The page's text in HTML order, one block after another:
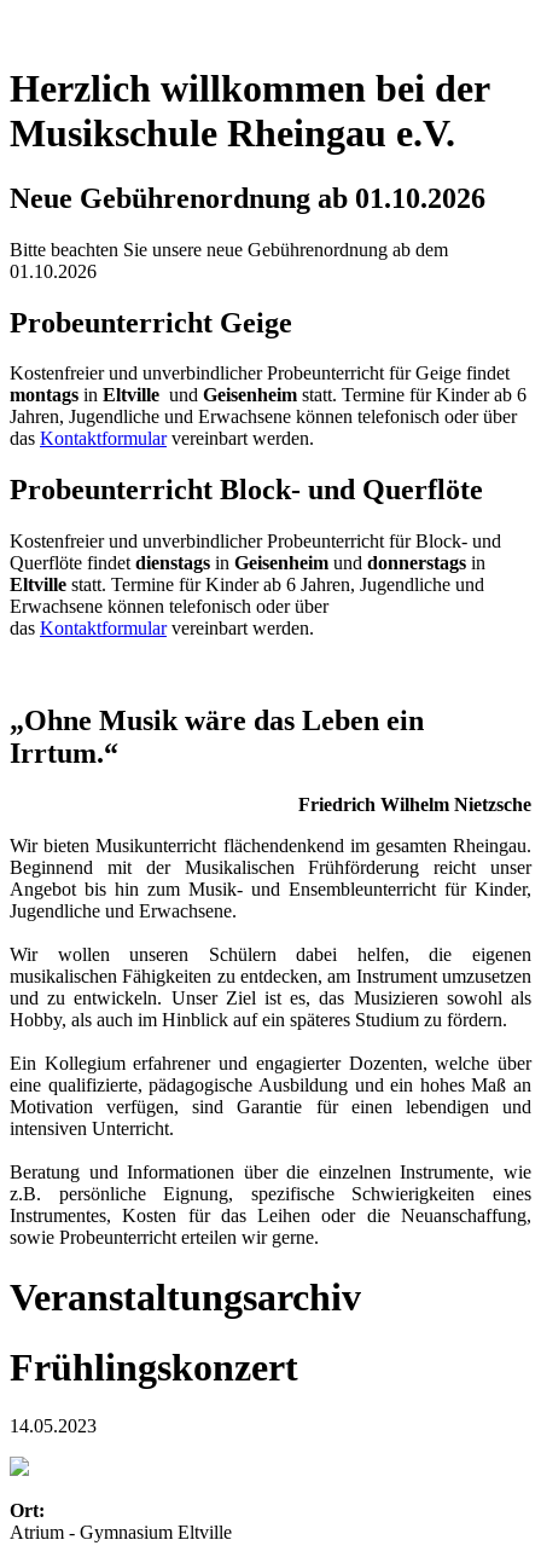
Herzlich willkommen bei der
Musikschule Rheingau e.V.
Neue Gebührenordnung ab 01.10.2026
Bitte beachten Sie unsere neue Gebührenordnung ab dem
01.10.2026
Probeunterricht Geige
Kostenfreier und unverbindlicher Probeunterricht für Geige findet
montags in Eltville und Geisenheim statt. Termine für Kinder ab 6
Jahren, Jugendliche und Erwachsene können telefonisch oder über
das Kontaktformularvereinbart werden.
Probeunterricht Block- und Querflöte
Kostenfreier und unverbindlicher Probeunterricht für Block- und
Querflöte findet dienstags in Geisenheim und donnerstags in
Eltville statt. Termine für Kinder ab 6 Jahren, Jugendliche und
Erwachsene können telefonisch oder über
das Kontaktformularvereinbart werden.
„Ohne Musik wäre das Leben ein
Irrtum.“
Friedrich Wilhelm Nietzsche
Wir bieten Musikunterricht flächendenkend im gesamten Rheingau.
Beginnend mit der Musikalischen Frühförderung reicht unser
Angebot bis hin zum Musik- und Ensembleunterricht für Kinder,
Jugendliche und Erwachsene.
Wir wollen unseren Schülern dabei helfen, die eigenen
musikalischen Fähigkeiten zu entdecken, am Instrument umzusetzen
und zu entwickeln. Unser Ziel ist es, das Musizieren sowohl als
Hobby, als auch im Hinblick auf ein späteres Studium zu fördern.
Ein Kollegium erfahrener und engagierter Dozenten, welche über
eine qualifizierte, pädagogische Ausbildung und ein hohes Maß an
Motivation verfügen, sind Garantie für einen lebendigen und
intensiven Unterricht.
Beratung und Informationen über die einzelnen Instrumente, wie
z.B. persönliche Eignung, spezifische Schwierigkeiten eines
Instrumentes, Kosten für das Leihen oder die Neuanschaffung,
sowie Probeunterricht erteilen wir gerne.
Veranstaltungsarchiv
Frühlingskonzert
14.05.2023
Ort:
Atrium - Gymnasium Eltville